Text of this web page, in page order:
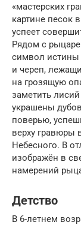
«мастерских
картине песок
успеет
Рядом с
символ истины
и череп,
на грозящую
заметить
украшены
поверью,
верху гравюры
Небесного. В
изображён в
намерений
Детство
В 6-летнем